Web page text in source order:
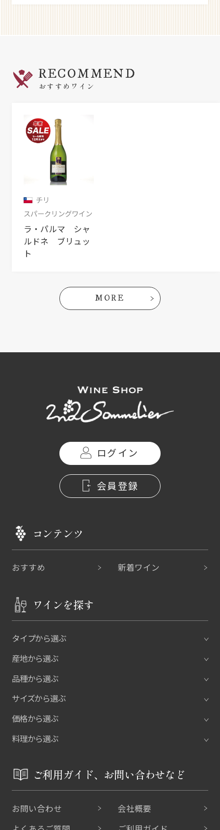
RECOMMEND
おすすめワイン
チリ
スパークリングワイン
ラ・パルマ シャ
ルドネ ブリュッ
ト
MORE
ログイン
会員登録
コンテンツ
おすすめ 新着ワイン
ワインを探す
タイプから選ぶ
産地から選ぶ
品種から選ぶ
サイズから選ぶ
価格から選ぶ
料理から選ぶ
ご利用ガイド、お問い合わせなど
お問い合わせ
会社概要